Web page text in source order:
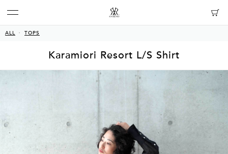
ALL TOPS
Karamiori Resort L/S Shirt